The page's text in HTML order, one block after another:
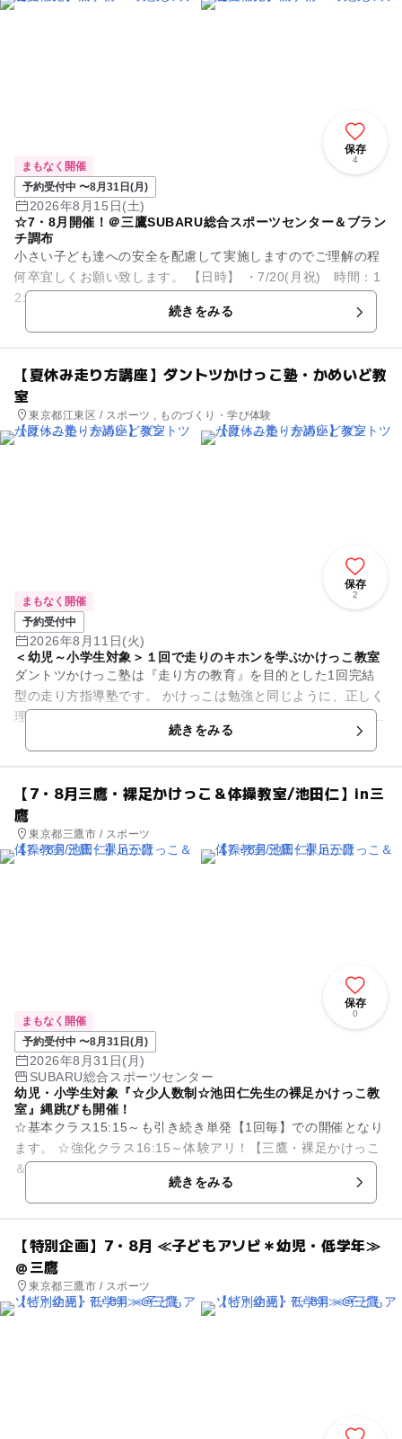
保存
4
まもなく開催
予約受付中 〜8月31日(月)
2026年8月15日(土)
☆7・8月開催！＠三鷹SUBARU総合スポーツセンター＆ブラン
チ調布
小さい子ども達への安全を配慮して実施しますのでご理解の程
何卒宜しくお願い致します。 【日時】 ・7/20(月祝) 時間：1
2:30～14:30［ブランチ調布］ ・7/23(水) 時...
続きをみる
【夏休み走り方講座】ダントツかけっこ塾・かめいど教
室
東京都江東区 / スポーツ , ものづくり・学び体験
保存
2
まもなく開催
予約受付中
2026年8月11日(火)
＜幼児～小学生対象＞１回で走りのキホンを学ぶかけっこ教室
ダントツかけっこ塾は『走り方の教育』を目的とした1回完結
型の走り方指導塾です。 かけっこは勉強と同じように、正しく
理解し練習すれば上達できる技能です。 ダントツかけっこ塾で
続きをみる
【7・8月三鷹・裸足かけっこ＆体操教室/池田仁】in三
鷹
東京都三鷹市 / スポーツ
保存
0
まもなく開催
予約受付中 〜8月31日(月)
2026年8月31日(月)
SUBARU総合スポーツセンター
幼児・小学生対象『☆少人数制☆池田仁先生の裸足かけっこ教
室』縄跳びも開催！
☆基本クラス15:15～も引き続き単発【1回毎】での開催となり
ます。 ☆強化クラス16:15～体験アリ！【三鷹・裸足かけっこ
続きをみる
【特別企画】7・8月 ≪子どもアソビ＊幼児・低学年≫
＠三鷹
東京都三鷹市 / スポーツ